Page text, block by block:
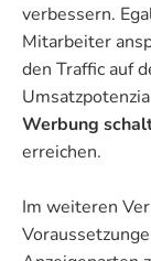
verbessern.
Mitarbeiter
den Traffic auf
Werbung
erreichen.
Im weiteren